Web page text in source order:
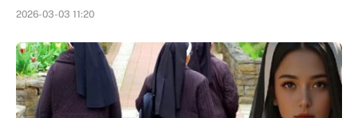
2026-03-03 11:20